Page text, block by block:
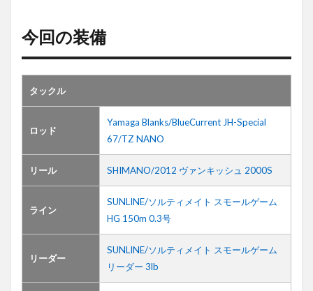
今回の装備
タックル
ロッド
Yamaga Blanks/BlueCurrent JH-Special
67/TZ NANO
リール SHIMANO/2012 ヴァンキッシュ 2000S
ライン
SUNLINE/ソルティメイト スモールゲーム
HG 150m 0.3号
リーダー
SUNLINE/ソルティメイト スモールゲーム
リーダー 3lb